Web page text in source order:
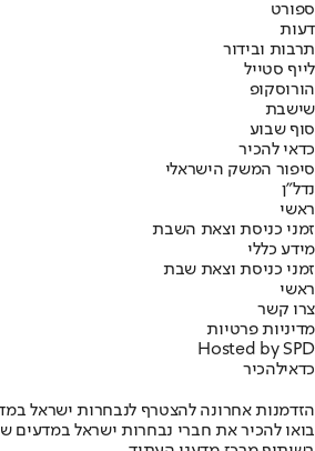
ספורט
דעות
תרבות ובידור
לייף סטייל
הורוסקופ
שישבת
סוף שבוע
כדאי להכיר
סיפור המשק הישראלי
נדל"ן
ראשי
זמני כניסת וצאת השבת
מידע כללי
זמני כניסת וצאת שבת
ראשי
צרו קשר
מדיניות פרטיות
Hosted by SPD
כדאילהכיר
הזדמנות אחרונה להצטרף לנבחרות ישראל
בואו להכיר את חברי נבחרות ישראל במדעים